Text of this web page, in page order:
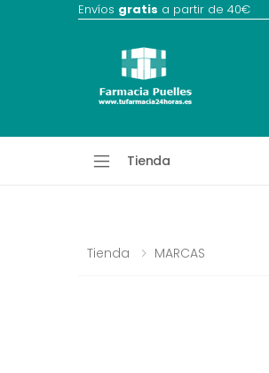
Envíos gratis a partir de 40€
Tienda
Tienda MARCAS